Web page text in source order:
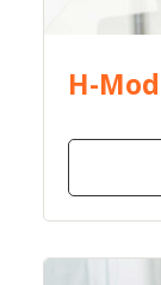
H-